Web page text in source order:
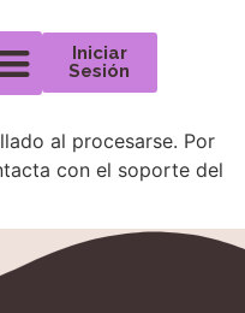
Iniciar
Sesión
al procesarse. Por
con el soporte del